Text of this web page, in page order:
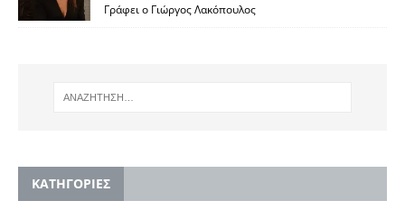
Γράφει ο Γιώργος Λακόπουλος
KΑΤΗΓΟΡΙΕΣ